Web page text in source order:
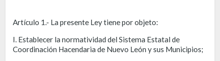
Artículo 1.- La presente Ley tiene por objeto:
I. Establecer la normatividad del Sistema Estatal de
Coordinación Hacendaria de Nuevo León y sus Municipios;